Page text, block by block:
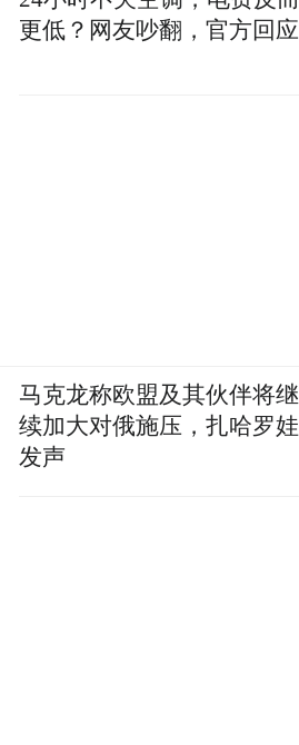
更低？网友吵翻，官方回应
马克龙称欧盟及其伙伴将继
续加大对俄施压，扎哈罗娃
发声